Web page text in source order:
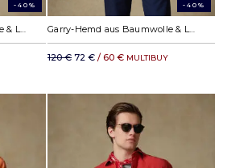
-40%
Garry-Hemd aus Baumwolle & Lyocell Marine
-40%
Garry-Hemd aus Baumwolle & Lyocell Himmelblau
120 € 72 € / 60 € MULTIBUY